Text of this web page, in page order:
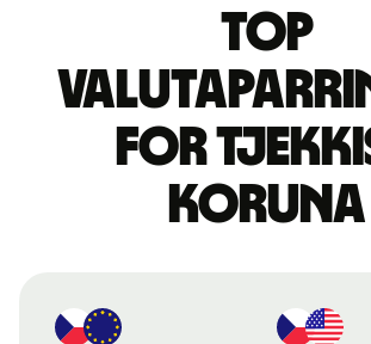
Top
for
koruna